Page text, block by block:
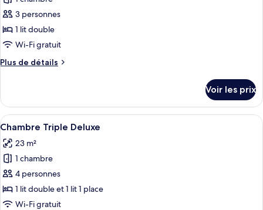
pour
ce
type
chambre :
Classique
3 personnes
1 lit double
Wi-Fi gratuit
Plus de détails
Plus
le
type
de
Chambre
Double
Classique
Voir les prix
Afficher
toutes
les
photos
pour
ce
type
Une chambre d’hôtel moderne
4
Chambre Triple Deluxe
23 m²
1 chambre
4 personnes
1 lit double et 1 lit 1 place
Wi-Fi gratuit